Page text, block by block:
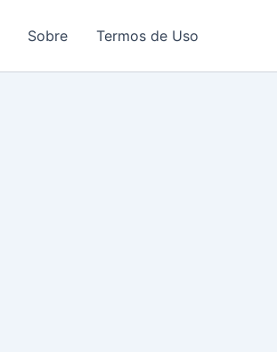
Sobre Termos de Uso